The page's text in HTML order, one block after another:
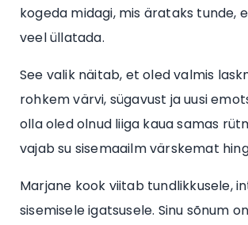
kogeda midagi, mis ärataks tunde,
veel üllatada.
See valik näitab, et oled valmis
rohkem värvi, sügavust ja uusi
olla oled olnud liiga kaua samas
vajab su sisemaailm värskemat
Marjane kook viitab tundlikkusele,
sisemisele igatsusele. Sinu sõnum